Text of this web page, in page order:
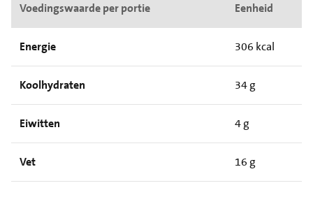
Voedingswaarde per portie Eenheid
Energie 306 kcal
Koolhydraten 34 g
Eiwitten 4 g
Vet 16 g